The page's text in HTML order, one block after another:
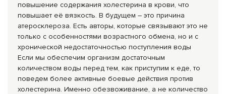
повышение содержания холестерина в крови, что
повышает её вязкость. В будущем – это причина
атеросклероза. Есть авторы, которые связывают это не
только с особенностями возрастного обмена, но и с
хронической недостаточностью поступления воды
Если мы обеспечим организм достаточным
количеством воды перед тем, как приступим к еде, то
поведем более активные боевые действия против
холестерина. Именно обезвоживание, а не количество